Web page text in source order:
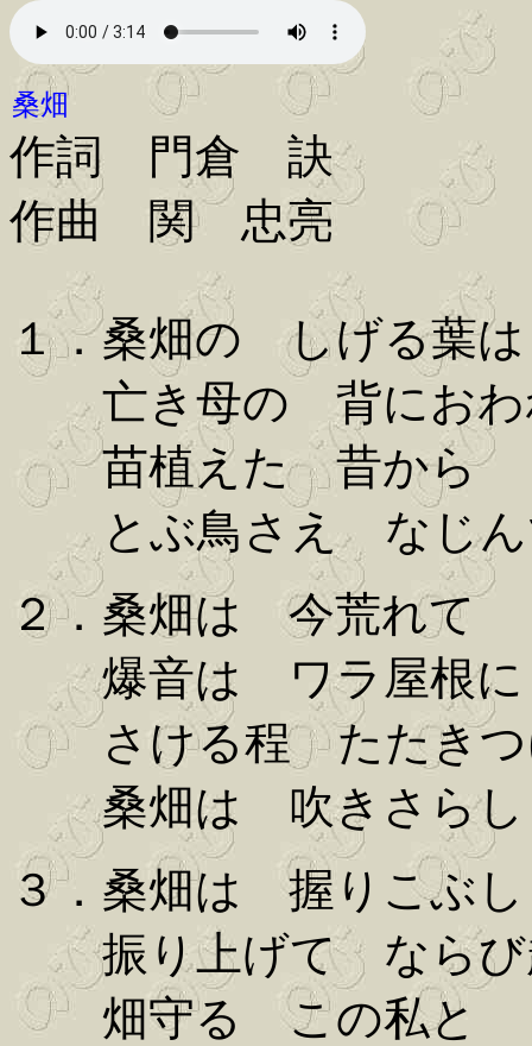
桑畑
作詞 門倉 訣
作曲 関 忠亮
１．桑畑の しげる葉は
亡き母の 背におわ
苗植えた 昔から
とぶ鳥さえ なじん
２．桑畑は 今荒れて
爆音は ワラ屋根に
さける程 たたきつ
桑畑は 吹きさらし
３．桑畑は 握りこぶし
振り上げて ならび
畑守る この私と